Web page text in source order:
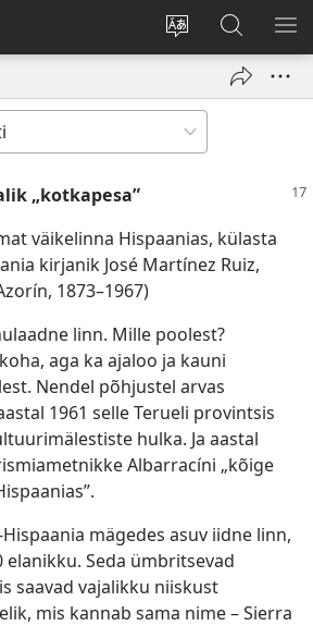
Muuda
veebisaidi
Logi
sisse
akna)
Otsi
saidilt
JW.ORG
„kotkapesa”
väikelinna Hispaanias, külasta
kirjanik José Martínez Ruiz,
1873–1967)
linn. Mille poolest?
aga ka ajaloo ja kauni
Nendel põhjustel arvas
1961 selle Terueli provintsis
hulka. Ja aastal
Albarracíni „kõige
mägedes asuv iidne linn,
elanikku. Seda ümbritsevad
saavad vajalikku niiskust
mis kannab sama nime – Sierra